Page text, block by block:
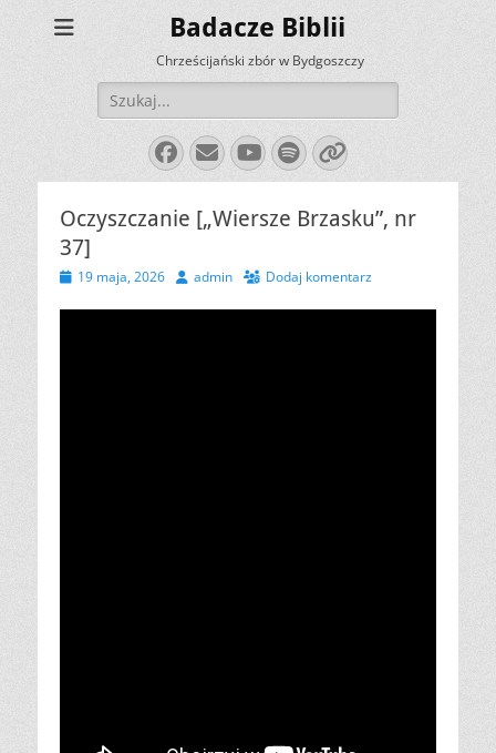
Badacze Biblii
Chrześcijański zbór w Bydgoszczy
Szukaj:
Facebook
E-
mail
YouTube
Spotify
Link
Oczyszczanie [„Wiersze Brzasku”, nr
37]
Opublikowano
19 maja, 2026 Autoradmin Dodaj komentarz